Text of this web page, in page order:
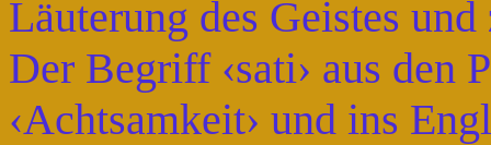
Läuterung des Geistes
Der Begriff ‹sati› aus den
‹Achtsamkeit› und ins